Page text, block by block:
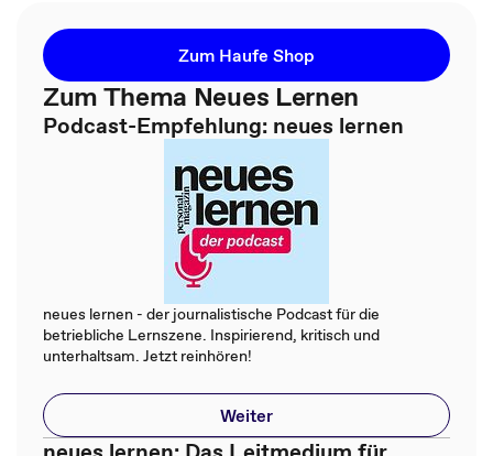
Zum Haufe Shop
Zum Thema Neues Lernen
Podcast-Empfehlung: neues lernen
neues lernen - der journalistische Podcast für die
betriebliche Lernszene. Inspirierend, kritisch und
unterhaltsam. Jetzt reinhören!
Weiter